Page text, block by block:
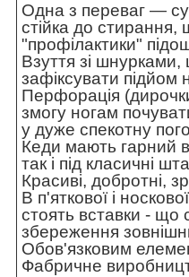
Одна з переваг —
стійка до
"профілактики"
Взуття зі
зафіксувати підйом
Перфорація
змогу ногам
у дуже спекотну
Кеди мають гарний
так і під класичні
Красиві, добротні,
В п'яткової і
стоять вставки - що
збереження
Обов'язковим
Фабричне